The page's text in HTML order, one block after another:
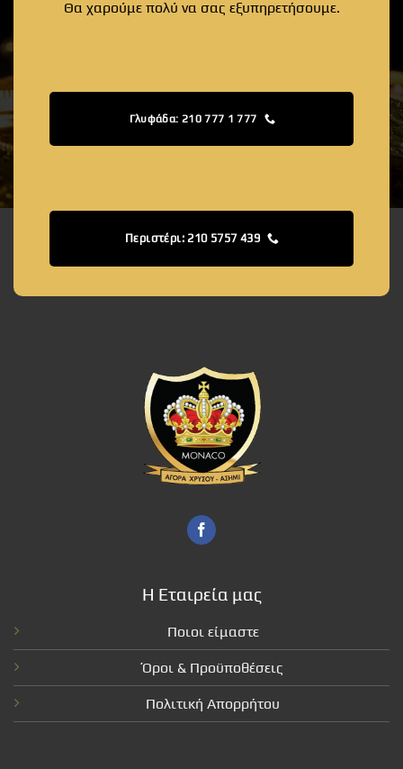
Θα χαρούμε πολύ να σας εξυπηρετήσουμε.
Γλυφάδα: 210 777 1 777
Περιστέρι: 210 5757 439
Η Εταιρεία μας
Ποιοι είμαστε
Όροι & Προϋποθέσεις
Πολιτική Απορρήτου